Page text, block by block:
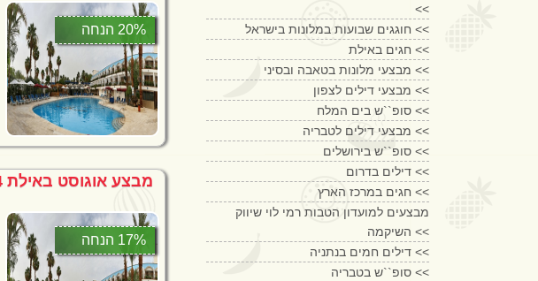
20% הנחה
מבצע אוגוסט באילת 4 לילות כולל חצי פנסיון
17% הנחה
<<
חוגגים שבועות במלונות בישראל <<
חגים באילת <<
מבצעי מלונות בטאבה ובסיני <<
מבצעי דילים לצפון <<
סופ``ש בים המלח <<
מבצעי דילים לטבריה <<
סופ``ש בירושלים <<
דילים בדרום <<
חגים במרכז הארץ <<
מבצעים למועדון הטבות רמי לוי שיווק
השיקמה <<
דילים חמים בנתניה <<
סופ``ש בטבריה <<